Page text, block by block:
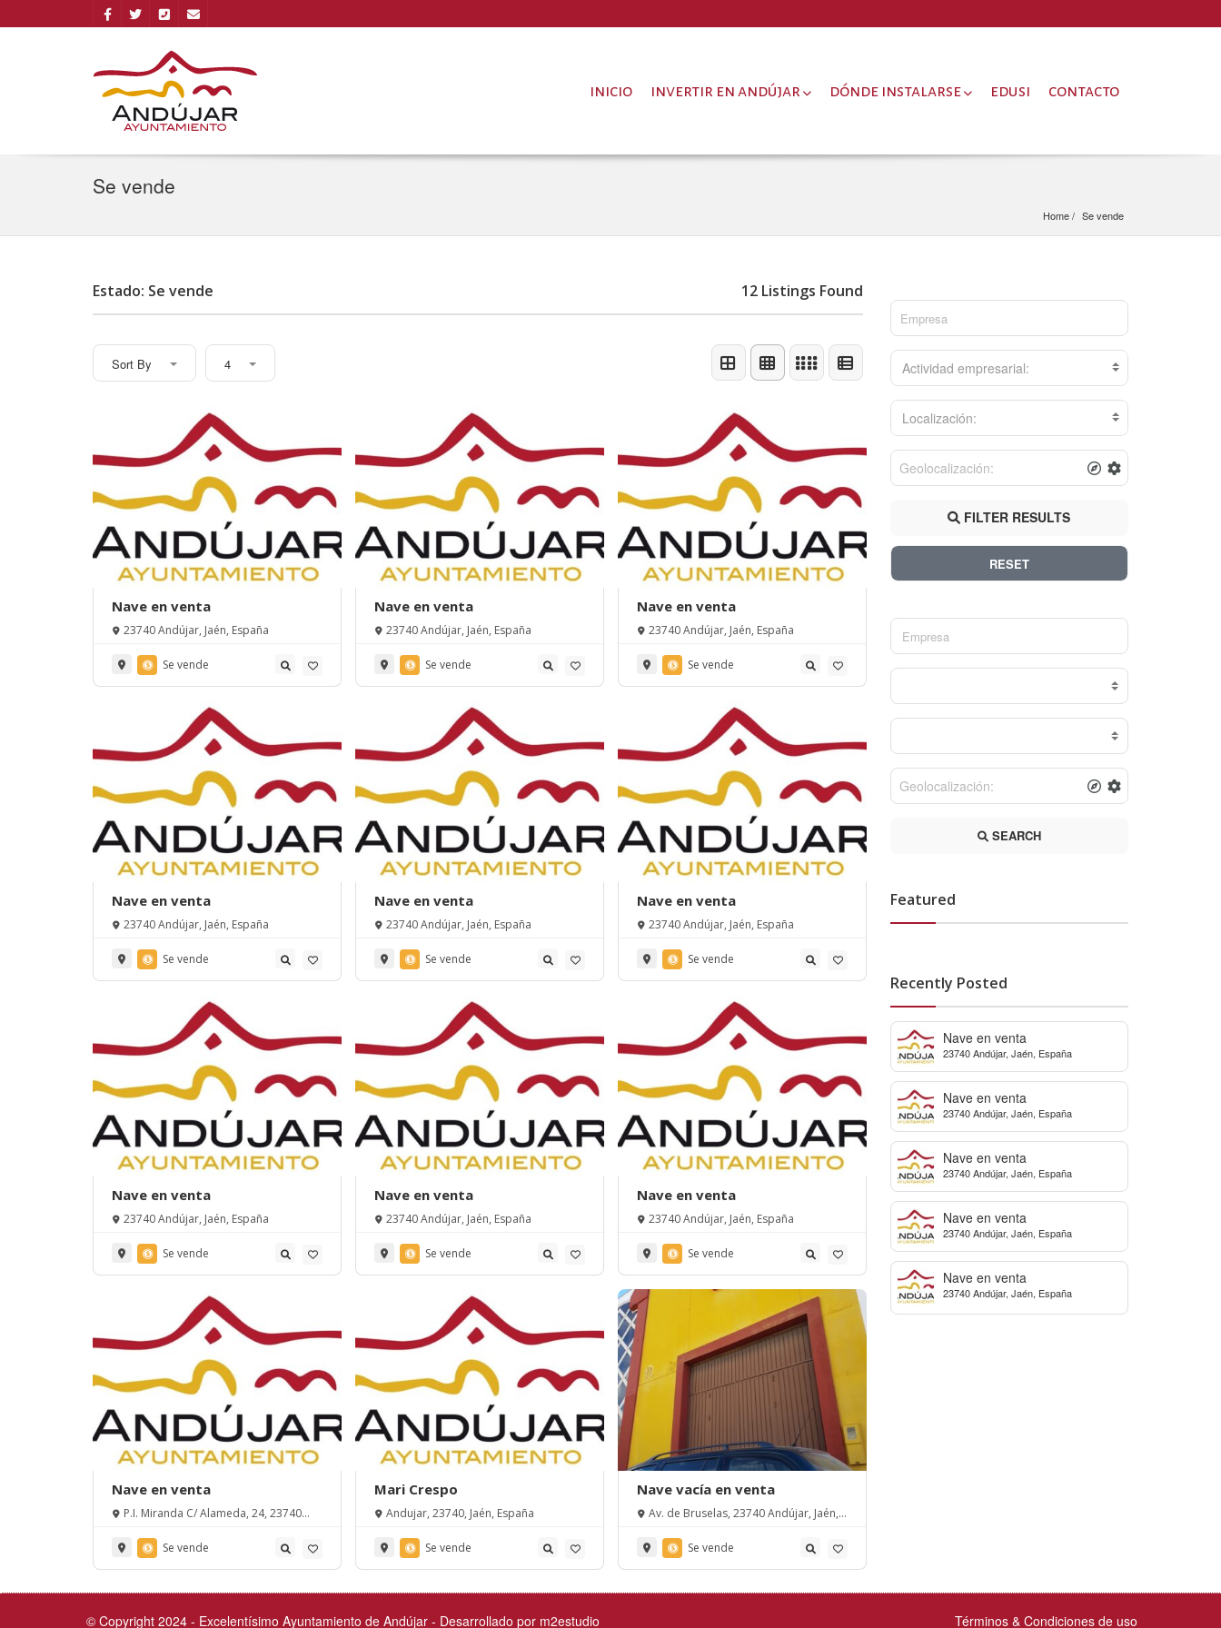
inicio invertir en andújar dónde instalarse edusi contacto
Se vende
Home Se vende
Estado: Se vende 12 Listings Found
Sort By 4
Nave en venta
23740 Andújar, Jaén, España
Se vende
Nave en venta
23740 Andújar, Jaén, España
Se vende
Nave en venta
23740 Andújar, Jaén, España
Se vende
Nave en venta
23740 Andújar, Jaén, España
Se vende
Nave en venta
23740 Andújar, Jaén, España
Se vende
Nave en venta
23740 Andújar, Jaén, España
Se vende
Nave en venta
23740 Andújar, Jaén, España
Se vende
Nave en venta
23740 Andújar, Jaén, España
Se vende
Nave en venta
23740 Andújar, Jaén, España
Se vende
Nave en venta
P.I. Miranda C/ Alameda, 24, 23740
Se vende
Mari Crespo
Andujar, 23740, Jaén, España
Se vende
Nave vacía en venta
Av. de Bruselas, 23740 Andújar, Jaén,
Se vende
Actividad empresarial:
Localización:
FILTER RESULTS
RESET
SEARCH
Featured
Recently Posted
Nave en venta
23740 Andújar, Jaén, España
Nave en venta
23740 Andújar, Jaén, España
Nave en venta
23740 Andújar, Jaén, España
Nave en venta
23740 Andújar, Jaén, España
Nave en venta
23740 Andújar, Jaén, España
Desarrollado por m2estudio
© Copyright 2024 - Excelentísimo Ayuntamiento de Andújar - Términos & Condiciones de uso